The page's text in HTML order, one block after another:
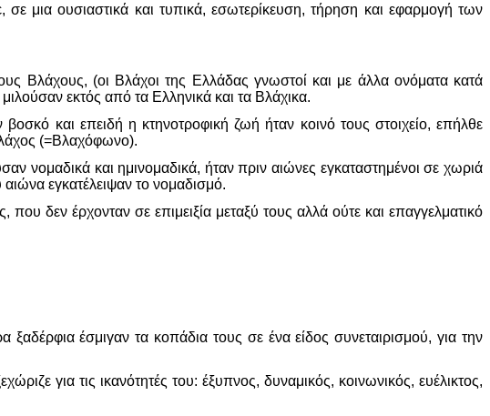
μια ουσιαστικά και τυπικά, εσωτερίκευση, τήρηση και εφαρμογή των
Βλάχους, (οι Βλάχοι της Ελλάδας γνωστοί και με άλλα ονόματα κατά
εκτός από τα Ελληνικά και τα Βλάχικα.
και επειδή η κτηνοτροφική ζωή ήταν κοινό τους στοιχείο, επήλθε
(=Βλαχόφωνο).
νομαδικά και ημινομαδικά, ήταν πριν αιώνες εγκαταστημένοι σε χωριά
εγκατέλειψαν το νομαδισμό.
δεν έρχονταν σε επιμειξία μεταξύ τους αλλά ούτε και επαγγελματικό
ξαδέρφια έσμιγαν τα κοπάδια τους σε ένα είδος συνεταιρισμού, για την
για τις ικανότητές του: έξυπνος, δυναμικός, κοινωνικός, ευέλικτος,